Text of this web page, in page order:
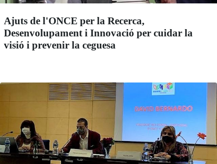
Ajuts de l'ONCE per la Recerca,
Desenvolupament i Innovació per cuidar la
visió i prevenir la ceguesa